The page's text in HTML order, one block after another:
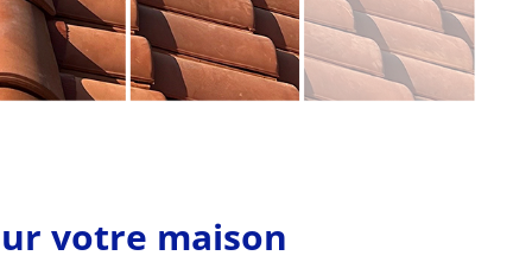
votre maison